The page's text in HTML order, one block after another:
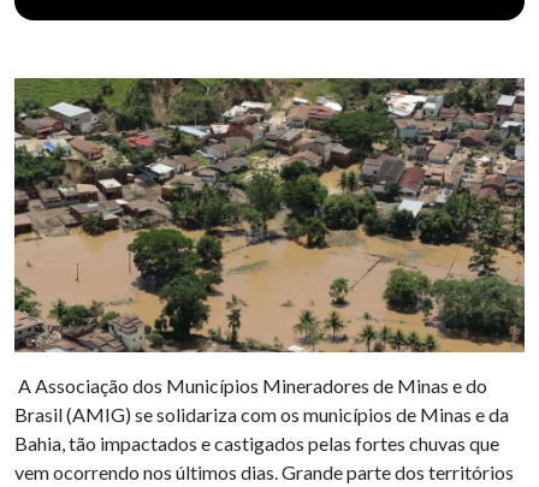
A Associação dos Municípios Mineradores de Minas e do
Brasil (AMIG) se solidariza com os municípios de Minas e da
Bahia, tão impactados e castigados pelas fortes chuvas que
vem ocorrendo nos últimos dias. Grande parte dos territórios